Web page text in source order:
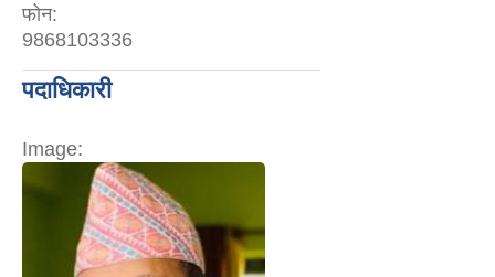
फोन:
9868103336
पदाधिकारी
Image: